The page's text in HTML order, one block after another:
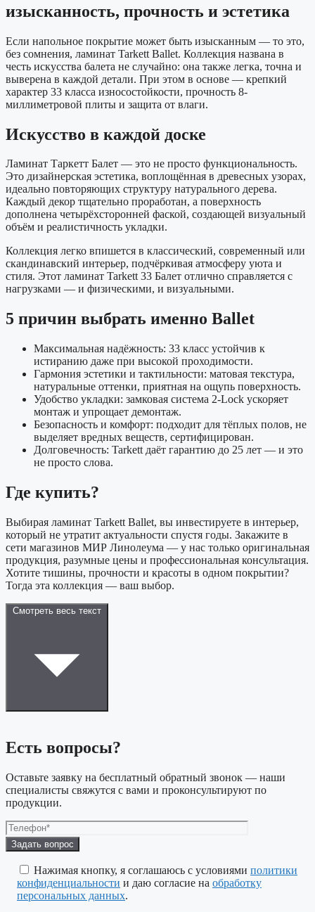
изысканность, прочность и эстетика
Если напольное покрытие может быть изысканным — то это,
без сомнения, ламинат Tarkett Ballet. Коллекция названа в
честь искусства балета не случайно: она также легка, точна и
выверена в каждой детали. При этом в основе — крепкий
характер 33 класса износостойкости, прочность 8-
миллиметровой плиты и защита от влаги.
Искусство в каждой доске
Ламинат Таркетт Балет — это не просто функциональность.
Это дизайнерская эстетика, воплощённая в древесных узорах,
идеально повторяющих структуру натурального дерева.
Каждый декор тщательно проработан, а поверхность
дополнена четырёхсторонней фаской, создающей визуальный
объём и реалистичность укладки.
Коллекция легко впишется в классический, современный или
скандинавский интерьер, подчёркивая атмосферу уюта и
стиля. Этот ламинат Tarkett 33 Балет отлично справляется с
нагрузками — и физическими, и визуальными.
5 причин выбрать именно Ballet
Максимальная надёжность: 33 класс устойчив к
истиранию даже при высокой проходимости.
Гармония эстетики и тактильности: матовая текстура,
натуральные оттенки, приятная на ощупь поверхность.
Удобство укладки: замковая система 2-Lock ускоряет
монтаж и упрощает демонтаж.
Безопасность и комфорт: подходит для тёплых полов, не
выделяет вредных веществ, сертифицирован.
Долговечность: Tarkett даёт гарантию до 25 лет — и это
не просто слова.
Где купить?
Выбирая ламинат Tarkett Ballet, вы инвестируете в интерьер,
который не утратит актуальности спустя годы. Закажите в
сети магазинов МИР Линолеума — у нас только оригинальная
продукция, разумные цены и профессиональная консультация.
Хотите тишины, прочности и красоты в одном покрытии?
Тогда эта коллекция — ваш выбор.
Смотреть весь текст
Есть вопросы?
Оставьте заявку на бесплатный обратный звонок — наши
специалисты свяжутся с вами и проконсультируют по
продукции.
Оставьте
это
поле
пустым.
Нажимая кнопку, я соглашаюсь с условиями политики
конфиденциальности и даю согласие на обработку
персональных данных.